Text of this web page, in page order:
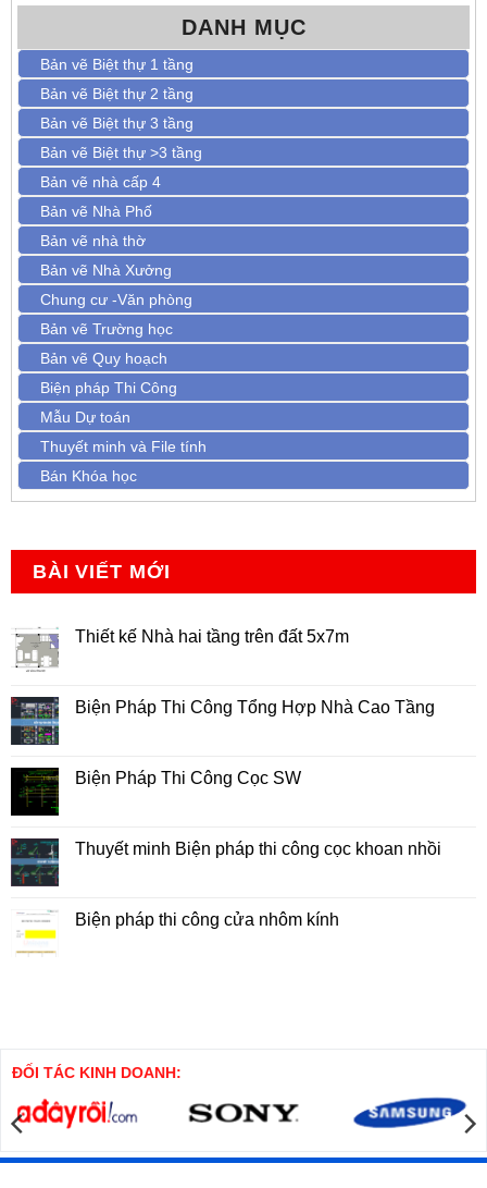
DANH MỤC
Bản vẽ Biệt thự 1 tầng
Bản vẽ Biệt thự 2 tầng
Bản vẽ Biệt thự 3 tầng
Bản vẽ Biệt thự >3 tầng
Bản vẽ nhà cấp 4
Bản vẽ Nhà Phố
Bản vẽ nhà thờ
Bản vẽ Nhà Xưởng
Chung cư -Văn phòng
Bản vẽ Trường học
Bản vẽ Quy hoạch
Biện pháp Thi Công
Mẫu Dự toán
Thuyết minh và File tính
Bán Khóa học
BÀI VIẾT MỚI
Thiết kế Nhà hai tầng trên đất 5x7m
luận
ở
hai
tầng
Biện Pháp Thi Công Tổng Hợp Nhà Cao Tầng
luận
ở
Công
Tổng
Tầng
Biện Pháp Thi Công Cọc SW
luận
ở
Công
Cọc
Thuyết minh Biện pháp thi công cọc khoan nhồi
luận
ởBiện pháp thi công cửa nhôm kính
cửa
nhôm
ĐỐI TÁC KINH DOANH: